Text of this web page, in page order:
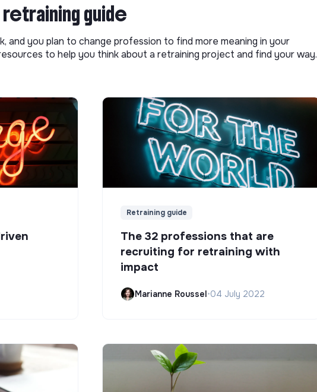
guide
and you plan to change profession to find more meaning in your
to help you think about a retraining project and find your way.
Retraining guide
The 32 professions that are
recruiting for retraining with
impact
Marianne Roussel•04 July 2022